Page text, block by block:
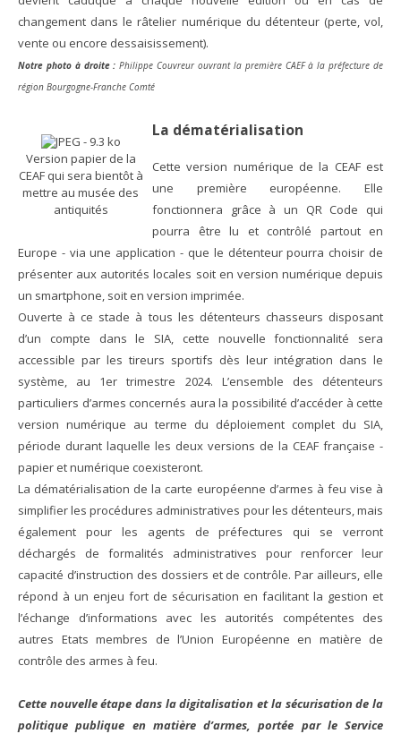
changement dans le râtelier numérique du détenteur (perte, vol,
vente ou encore dessaisissement).
Notre photo à droite :Philippe Couvreur ouvrant la première CAEF à la préfecture de
région Bourgogne-Franche Comté
Version papier de la
CEAF qui sera bientôt à
mettre au musée des
antiquités
La dématérialisation
Cette version numérique de la CEAF est
une première européenne. Elle
fonctionnera grâce à un QR Code qui
pourra être lu et contrôlé partout en
Europe - via une application - que le détenteur pourra choisir de
présenter aux autorités locales soit en version numérique depuis
un smartphone, soit en version imprimée.
Ouverte à ce stade à tous les détenteurs chasseurs disposant
d’un compte dans le SIA, cette nouvelle fonctionnalité sera
accessible par les tireurs sportifs dès leur intégration dans le
système, au 1er trimestre 2024. L’ensemble des détenteurs
particuliers d’armes concernés aura la possibilité d’accéder à cette
version numérique au terme du déploiement complet du SIA,
période durant laquelle les deux versions de la CEAF française -
papier et numérique coexisteront.
La dématérialisation de la carte européenne d’armes à feu vise à
simplifier les procédures administratives pour les détenteurs, mais
également pour les agents de préfectures qui se verront
déchargés de formalités administratives pour renforcer leur
capacité d’instruction des dossiers et de contrôle. Par ailleurs, elle
répond à un enjeu fort de sécurisation en facilitant la gestion et
l’échange d’informations avec les autorités compétentes des
autres Etats membres de l’Union Européenne en matière de
contrôle des armes à feu.
Cette nouvelle étape dans la digitalisation et la sécurisation de la
politique publique en matière d’armes, portée par le Service